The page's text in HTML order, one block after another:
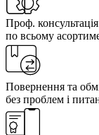
Проф. консультація
по всьому
Повернення та
без проблем і